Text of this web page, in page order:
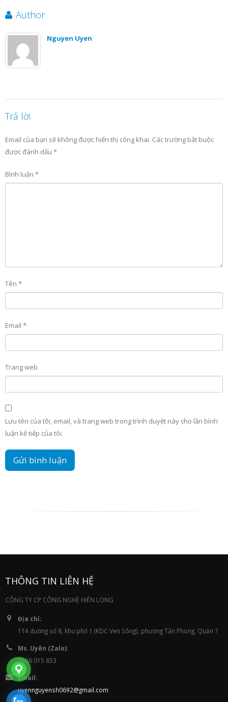
Author
Nguyen Uyen
Trả lời
Email của bạn sẽ không được hiển thị công khai. Các trường bắt buộc
được đánh dấu *
Bình luận *
Tên *
Email *
Trang web
Lưu tên của tôi, email, và trang web trong trình duyệt này cho lần bình
luận kế tiếp của tôi.
THÔNG TIN LIÊN HỆ
CÔNG TY CP CÔNG NGHỆ HIỂN LONG
Địa chỉ:
114 đường số 8, khu phố 1 (KDC Ven Sông), phường Tân Phong, Quận 7
Ms. Uyên (Zalo):
0386 015 853
Email:
uyennguyensh0692@gmail.com